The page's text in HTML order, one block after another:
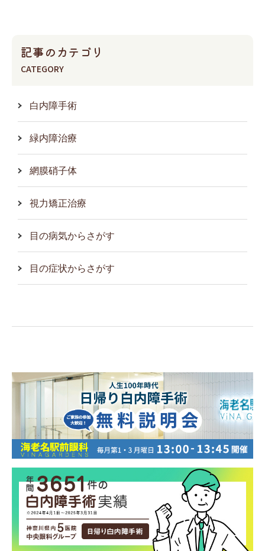
記事のカテゴリ
CATEGORY
白内障手術
緑内障治療
網膜硝子体
視力矯正治療
目の病気からさがす
目の症状からさがす